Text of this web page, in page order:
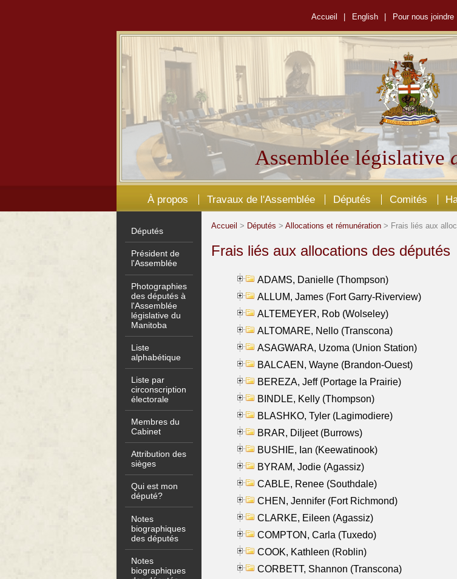
Accueil English Pour nous joindre
Assemblée législative
À propos Travaux de l'Assemblée Députés Comités
Députés
Président de
l'Assemblée
Photographies
des députés à
l'Assemblée
législative du
Manitoba
Liste
alphabétique
Liste par
circonscription
électorale
Membres du
Cabinet
Attribution des
sièges
Qui est mon
député?
Notes
biographiques
des députés
Notes
biographiques
Accueil > Députés > Allocations et rémunération > Frais liés aux
Frais liés aux allocations des députés
ADAMS, Danielle (Thompson)
ALLUM, James (Fort Garry-Riverview)
ALTEMEYER, Rob (Wolseley)
ALTOMARE, Nello (Transcona)
ASAGWARA, Uzoma (Union Station)
BALCAEN, Wayne (Brandon-Ouest)
BEREZA, Jeff (Portage la Prairie)
BINDLE, Kelly (Thompson)
BLASHKO, Tyler (Lagimodiere)
BRAR, Diljeet (Burrows)
BUSHIE, Ian (Keewatinook)
BYRAM, Jodie (Agassiz)
CABLE, Renee (Southdale)
CHEN, Jennifer (Fort Richmond)
CLARKE, Eileen (Agassiz)
COMPTON, Carla (Tuxedo)
COOK, Kathleen (Roblin)
CORBETT, Shannon (Transcona)